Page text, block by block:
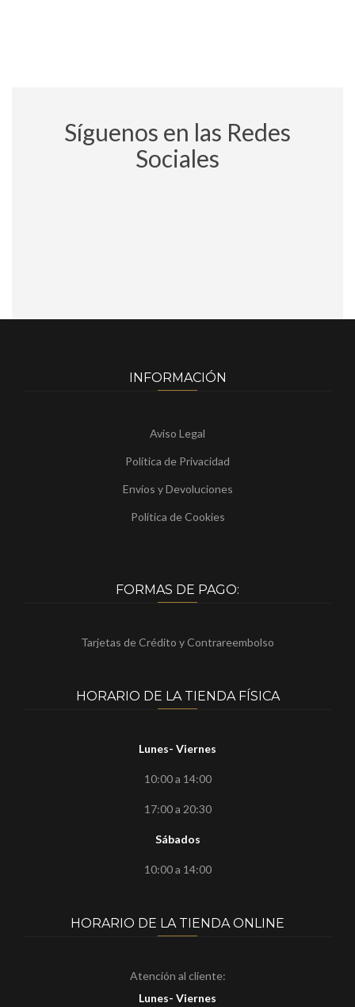
Síguenos en las Redes
Sociales
INFORMACIÓN
Aviso Legal
Política de Privacidad
Envíos y Devoluciones
Política de Cookies
FORMAS DE PAGO:
Tarjetas de Crédito y Contrareembolso
HORARIO DE LA TIENDA FÍSICA
Lunes- Viernes
10:00 a 14:00
17:00 a 20:30
Sábados
10:00 a 14:00
HORARIO DE LA TIENDA ONLINE
Atención al cliente:
Lunes- Viernes